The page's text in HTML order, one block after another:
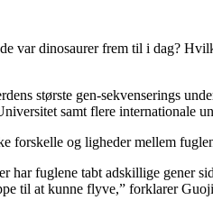
var dinosaurer frem til i dag?
største gen-sekvenserings
samt flere internationale
forskelle og ligheder mellem
har fuglene tabt adskillige gener
til at kunne flyve,” forklarer